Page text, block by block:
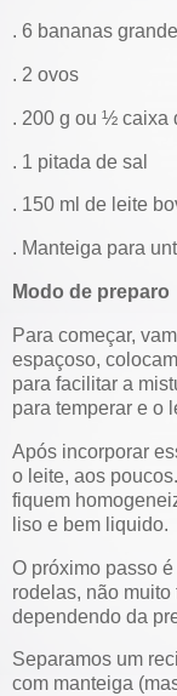
. 6 bananas
. 2 ovos
. 200 g ou ½ caixa
. 1 pitada de sal
. 150 ml de leite
. Manteiga para
Modo de preparo
Para começar,
espaçoso,
para facilitar a
para temperar e o
Após incorporar
o leite, aos
fiquem
liso e bem liquido.
O próximo passo
rodelas, não muito
dependendo da
Separamos um
com manteiga